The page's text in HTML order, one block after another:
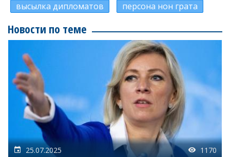
высылка дипломатов
персона нон грата
Новости по теме
25.07.2025 1170